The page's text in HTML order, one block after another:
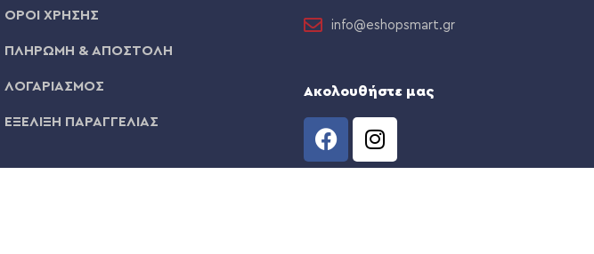
ΟΡΟΙ ΧΡΗΣΗΣ
ΠΛΗΡΩΜΗ & ΑΠΟΣΤΟΛΗ
ΛΟΓΑΡΙΑΣΜΟΣ
ΕΞΕΛΙΞΗ ΠΑΡΑΓΓΕΛΙΑΣ
info@eshopsmart.gr
Ακολουθήστε μας